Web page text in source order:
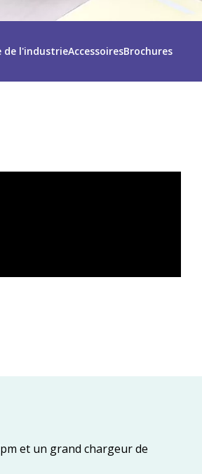
de l'industrieAccessoiresBrochures
et un grand chargeur de